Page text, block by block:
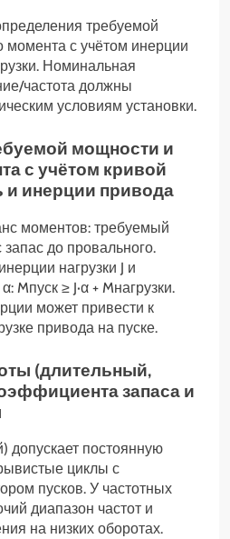
требуемой
момента с учётом инерции
Номинальная
частота должны
условиям установки.
мощности и
с учётом кривой
и инерции привода
моментов: требуемый
до провального.
нагрузки J и
Mпуск ≥ J·α + Mнагрузки.
может привести к
привода на пуске.
(длительный,
запаса и
допускает постоянную
циклы с
пусков. У частотных
диапазон частот и
на низких оборотах.